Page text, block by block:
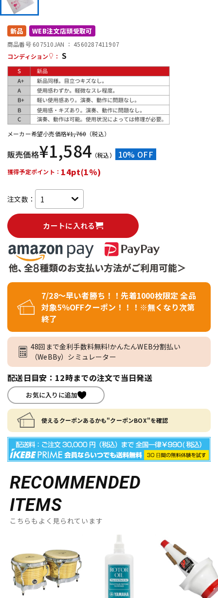
配信/ライブ機器
中古 ヴィンテージ
新品 WEB注文店頭受取可
商品番号 607510JAN ： 4560287411907
コンディション
： S
メーカー希望小売価格¥1,760 （税込）
販売価格¥1,584 （税込） 10% OFF
獲得予定ポイント： 14pt(1%)
注文数：
カートに入れる
7/28～早い者勝ち！！先着1000枚限定 全品
対象5％OFFクーポン！！！※無くなり次第
終了
48回まで金利手数料無料!かんたんWEB分割払い
（WeBBy）シミュレーター
配送日目安：12時までの注文で当日発送
お気に入りに追加
使えるクーポンあるかも"クーポンBOX"を確認
RECOMMENDED
ITEMS
こちらもよく見られています